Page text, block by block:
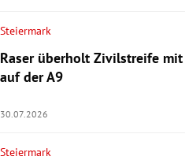
Steiermark
Raser überholt Zivilstreife
auf der A9
30.07.2026
Steiermark